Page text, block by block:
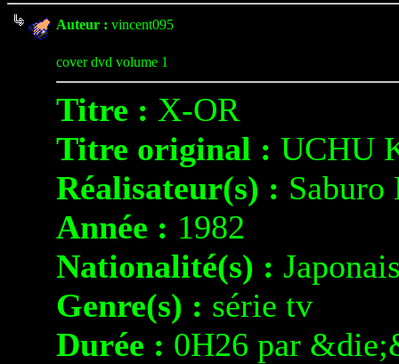
Auteur : vincent095
cover dvd volume 1
Titre : X-OR
Titre original : UCHU
Réalisateur(s) : Saburo
Année : 1982
Nationalité(s) :
Genre(s) : série tv
Durée : 0H26 par